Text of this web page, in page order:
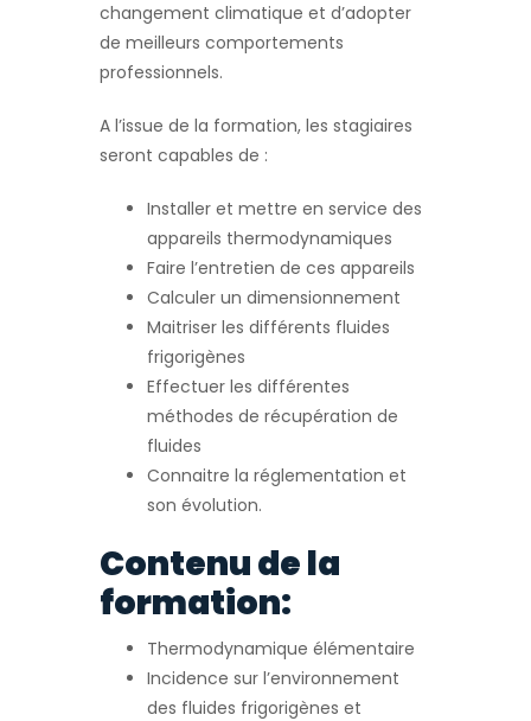
changement climatique et d’adopter
de meilleurs comportements
professionnels.
A l’issue de la formation, les stagiaires
seront capables de :
Installer et mettre en service des
appareils thermodynamiques
Faire l’entretien de ces appareils
Calculer un dimensionnement
Maitriser les différents fluides
frigorigènes
Effectuer les différentes
méthodes de récupération de
fluides
Connaitre la réglementation et
son évolution.
Contenu de la
formation:
Thermodynamique élémentaire
Incidence sur l’environnement
des fluides frigorigènes et